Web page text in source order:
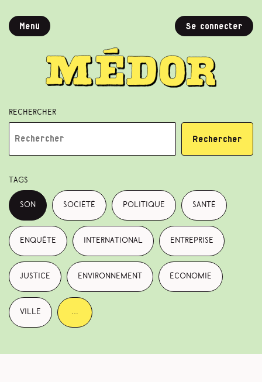
Menu Se connecter
Rechercher
Rechercher
Tags
son société politique santé
enquête international entreprise
justice environnement économie
ville